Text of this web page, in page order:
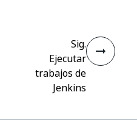
Sig.
Ejecutar
trabajos de
Jenkins